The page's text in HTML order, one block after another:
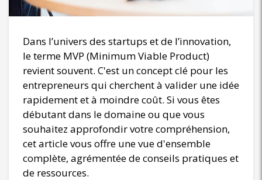
Dans l’univers des startups et de l’innovation,
le terme MVP (Minimum Viable Product)
revient souvent. C'est un concept clé pour les
entrepreneurs qui cherchent à valider une idée
rapidement et à moindre coût. Si vous êtes
débutant dans le domaine ou que vous
souhaitez approfondir votre compréhension,
cet article vous offre une vue d'ensemble
complète, agrémentée de conseils pratiques et
de ressources.